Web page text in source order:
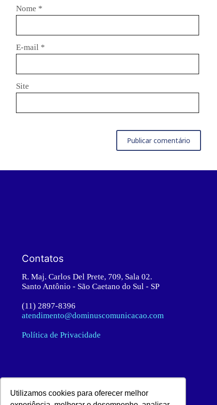
Utilizamos cookies para oferecer melhor
Nome *
E-mail *
Site
Contatos
R. Maj. Carlos Del Prete, 709, Sala 02.
Santo Antônio - São Caetano do Sul - SP
(11) 2897-8396
atendimento@dominuscomunicacao.com
Política de Privacidade